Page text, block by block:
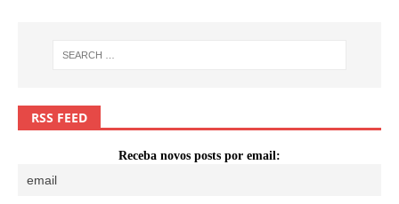
RSS FEED
Receba novos posts por email: